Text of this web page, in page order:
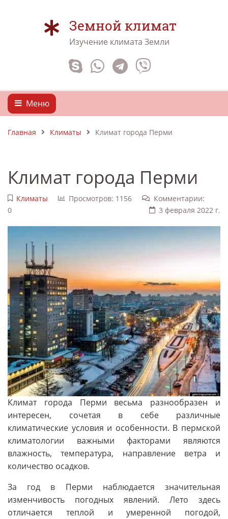
Земной климат
Изучение климата Земли
Меню
Главная Климаты Климат города Перми
Климат города Перми
Климаты Просмотров: 1156
Комментарии:
0
3 февраля 2022 г.
Климат города Перми весьма разнообразен и
интересен, сочетая в себе различные
климатические условия и особенности. В пермской
климатологии важными факторами являются
влажность, температура, направление ветра и
количество осадков.
За год в Перми наблюдается значительная
изменчивость погодных явлений. Лето здесь
отличается теплой и умеренной погодой,